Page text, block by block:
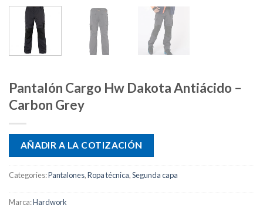
Pantalón Cargo Hw Dakota Antiácido –
Carbon Grey
AÑADIR A LA COTIZACIÓN
Categories:Pantalones,Ropa técnica,Segunda capa
Marca:Hardwork